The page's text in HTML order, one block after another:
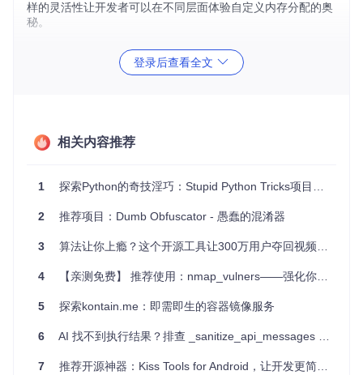
样的灵活性让开发者可以在不同层面体验自定义内存分配的奥
秘。
应用场景与技术展望
能借此工具，暂停执行，使用十六进制编辑器检查分配状态，
深入了解Rust对象在内存中的布局。
布局而无需复杂的调试工具时。通过修改分配文件的内容，开
防程序异常，但这无疑拓宽了探索内存行为的新途径。
项目特点
独特记忆管理 ：通过文件系统实现内存分配，提供了一种非
常规的存储视角。
值。
及Rust的内存模型。
登录后查看全文
相关内容推荐
1 探索Python的奇技淫巧：Stupid Python Tricks项目解析与推荐
2 推荐项目：Dumb Obfuscator - 愚蠢的混淆器
3 算法让你上瘾？这个开源工具让300万用户夺回视频自由
4 【亲测免费】 推荐使用：nmap_vulners——强化你的网络扫描利器
5 探索kontain.me：即需即生的容器镜像服务
6 AI 找不到执行结果？排查 _sanitize_api_messages 首尾空格引发的血案
7 推荐开源神器：Kiss Tools for Android，让开发更简单！